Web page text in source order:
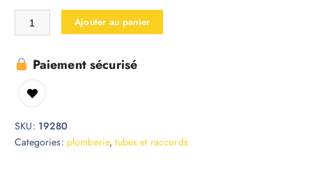
Ajouter au panier
Paiement sécurisé
SKU: 19280
Categories: plomberie,tubes et raccords